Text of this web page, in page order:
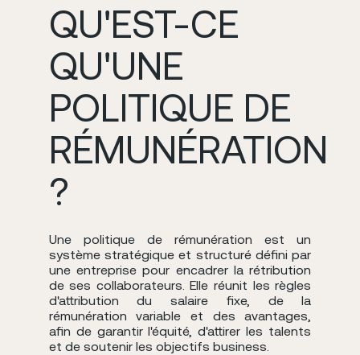
QU'EST-CE
QU'UNE
POLITIQUE DE
RÉMUNÉRATION
?
Une politique de rémunération est un
système stratégique et structuré défini par
une entreprise pour encadrer la rétribution
de ses collaborateurs. Elle réunit les règles
d'attribution du salaire fixe, de la
rémunération variable et des avantages,
afin de garantir l'équité, d'attirer les talents
et de soutenir les objectifs business.